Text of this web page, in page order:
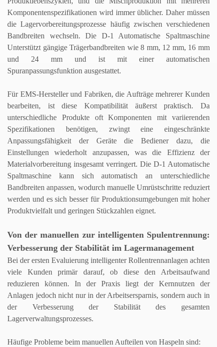
Komponentenspezifikationen wird immer üblicher. Daher müssen
die Lagervorbereitungsprozesse häufig zwischen verschiedenen
Bandbreiten wechseln.Die D-1 Automatische Spaltmaschine
Unterstützt gängige Trägerbandbreiten wie 8 mm, 12 mm, 16 mm
und 24 mm und ist mit einer automatischen
Spuranpassungsfunktion ausgestattet.
Für EMS-Hersteller und Fabriken, die Aufträge mehrerer Kunden
bearbeiten, ist diese Kompatibilität äußerst praktisch. Da
unterschiedliche Produkte oft Komponenten mit variierenden
Spezifikationen benötigen, zwingt eine eingeschränkte
Anpassungsfähigkeit der Geräte die Bediener dazu, die
Einstellungen wiederholt anzupassen, was die Effizienz der
Materialvorbereitung insgesamt verringert. Die D-1 Automatische
Spaltmaschine kann sich automatisch an unterschiedliche
Bandbreiten anpassen, wodurch manuelle Umrüstschritte reduziert
werden und es sich besser für Produktionsumgebungen mit hoher
Produktvielfalt und geringen Stückzahlen eignet.
Von der manuellen zur intelligenten Spulentrennung:
Verbesserung der Stabilität im Lagermanagement
Bei der ersten Evaluierung intelligenter Rollentrennanlagen achten
viele Kunden primär darauf, ob diese den Arbeitsaufwand
reduzieren können. In der Praxis liegt der Kernnutzen der
Anlagen jedoch nicht nur in der Arbeitsersparnis, sondern auch in
der Verbesserung der Stabilität des gesamten
Lagerverwaltungsprozesses.
Häufige Probleme beim manuellen Aufteilen von Haspeln sind: